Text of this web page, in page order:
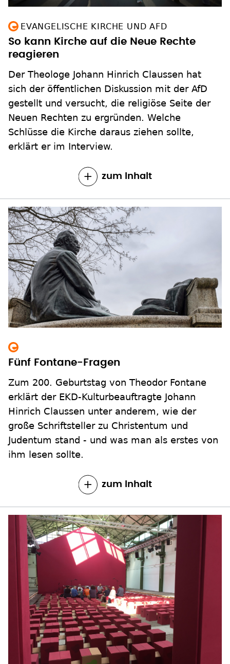
EVANGELISCHE KIRCHE UND AFD
So kann Kirche auf die Neue Rechte
reagieren
Der Theologe Johann Hinrich Claussen hat
sich der öffentlichen Diskussion mit der AfD
gestellt und versucht, die religiöse Seite der
Neuen Rechten zu ergründen. Welche
Schlüsse die Kirche daraus ziehen sollte,
erklärt er im Interview.
zum Inhalt
Fünf Fontane-Fragen
Zum 200. Geburtstag von Theodor Fontane
erklärt der EKD-Kulturbeauftragte Johann
Hinrich Claussen unter anderem, wie der
große Schriftsteller zu Christentum und
Judentum stand - und was man als erstes von
ihm lesen sollte.
zum Inhalt